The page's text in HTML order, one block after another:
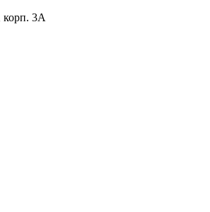
корп. 3А